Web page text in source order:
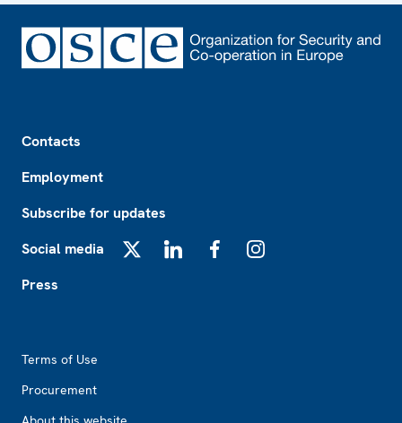
Contacts
Employment
Subscribe for updates
Social media
Press
Terms of Use
Procurement